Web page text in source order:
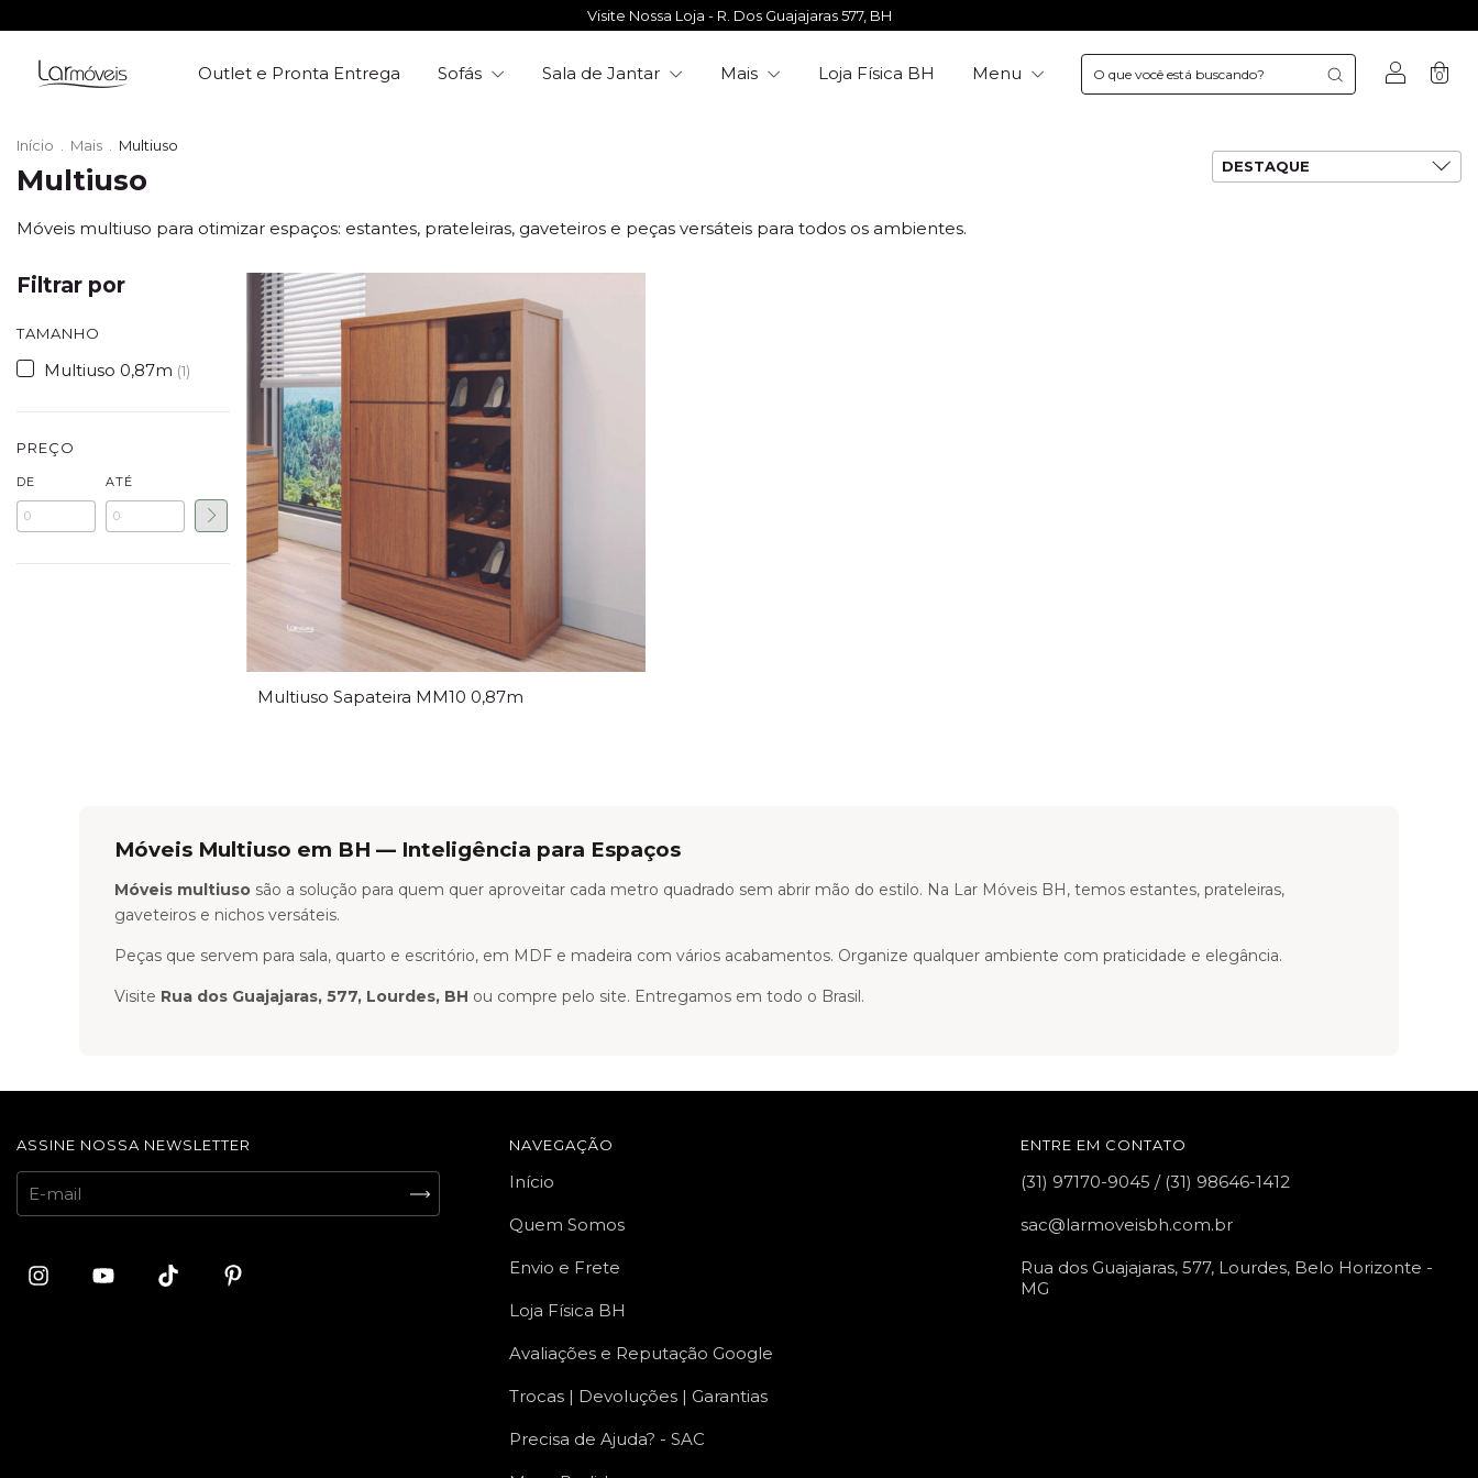
Visite Nossa Loja - R. Dos Guajajaras 577, BH
Outlet e Pronta Entrega Sofás Sala de Jantar Mais Loja Física BH Menu 0
Início Mais Multiuso
Multiuso
Móveis multiuso para otimizar espaços: estantes, prateleiras, gaveteiros e peças versáteis para todos os ambientes.
Filtrar por
TAMANHO
Multiuso 0,87m (1)
PREÇO
DE ATÉ
Multiuso Sapateira MM10 0,87m
Móveis Multiuso em BH — Inteligência para Espaços
Móveis multiuso são a solução para quem quer aproveitar cada metro quadrado sem abrir mão do estilo. Na Lar Móveis BH, temos estantes, prateleiras,
gaveteiros e nichos versáteis.
Peças que servem para sala, quarto e escritório, em MDF e madeira com vários acabamentos. Organize qualquer ambiente com praticidade e elegância.
Visite Rua dos Guajajaras, 577, Lourdes, BH ou compre pelo site. Entregamos em todo o Brasil.
ASSINE NOSSA NEWSLETTER NAVEGAÇÃO
Início
Quem Somos
Envio e Frete
Loja Física BH
Avaliações e Reputação Google
Trocas | Devoluções | Garantias
Precisa de Ajuda? - SAC
ENTRE EM CONTATO
(31) 97170-9045 / (31) 98646-1412
sac@larmoveisbh.com.br
Rua dos Guajajaras, 577, Lourdes, Belo Horizonte -
MG